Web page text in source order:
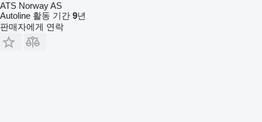
ATS Norway AS
Autoline 활동 기간 9년
판매자에게 연락